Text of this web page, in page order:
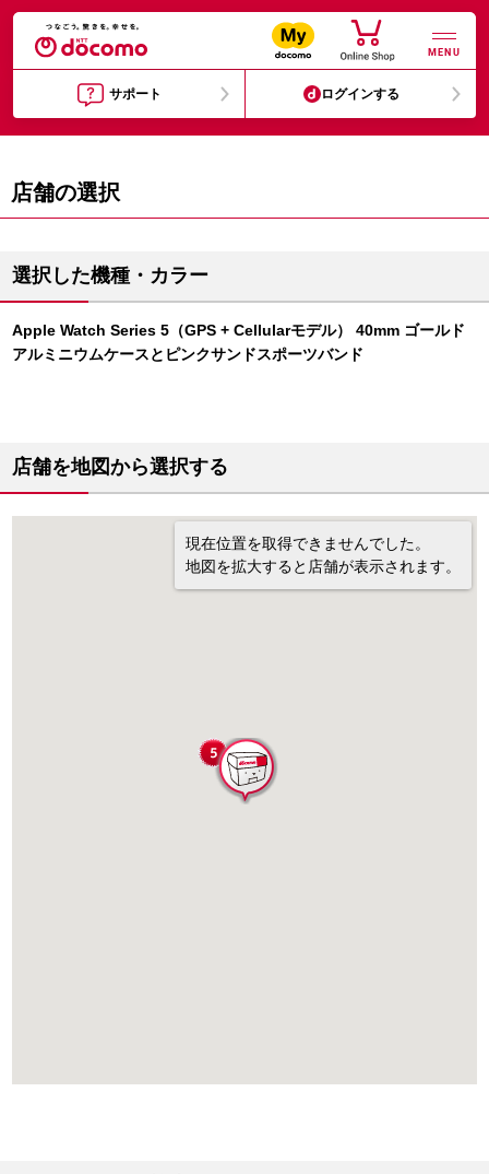
MENU
サポート ログインする
店舗の選択
選択した機種・カラー
Apple Watch Series 5（GPS + Cellularモデル） 40mm ゴールド
アルミニウムケースとピンクサンドスポーツバンド
店舗を地図から選択する
現在位置を取得できませんでした。
地図を拡大すると店舗が表示されます。